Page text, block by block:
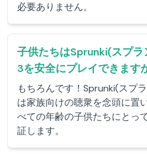
必要ありません。
子供たちはSprunki(スプラ
3を安全にプレイできます
もちろんです！Sprunki(スプ
は家族向けの聴衆を念頭に置
べての年齢の子供たちにとっ
証します。